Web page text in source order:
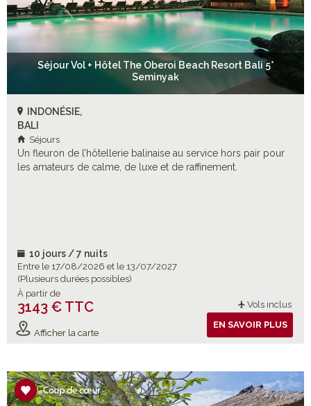
Séjour Vol + Hôtel The Oberoi Beach Resort Bali 5*
Seminyak
INDONÉSIE,
BALI
Séjours
Un fleuron de l’hôtellerie balinaise au service hors pair pour
les amateurs de calme, de luxe et de raffinement.
10 jours / 7 nuits
Entre le 17/08/2026 et le 13/07/2027
(Plusieurs durées possibles)
À partir de
3143 € TTC Vols inclus
Afficher la carte
EN SAVOIR PLUS